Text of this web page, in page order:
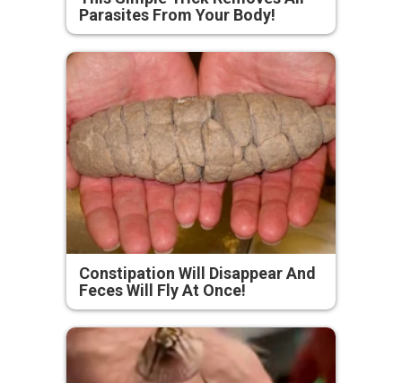
Parasites From Your Body!
Constipation Will Disappear And
Feces Will Fly At Once!